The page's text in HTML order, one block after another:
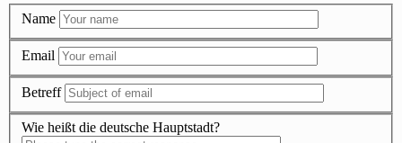
Name
Email
Betreff
Wie heißt die deutsche Hauptstadt?